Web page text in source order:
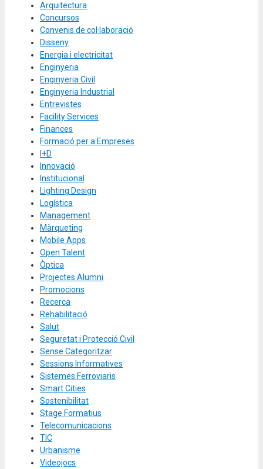
Arquitectura
Concursos
Convenis de col·laboració
Disseny
Energia i electricitat
Enginyeria
Enginyeria Civil
Enginyeria Industrial
Entrevistes
Facility Services
Finances
Formació per a Empreses
I+D
Innovació
Institucional
Lighting Design
Logística
Management
Màrqueting
Mobile Apps
Open Talent
Òptica
Projectes Alumni
Promocions
Recerca
Rehabilitació
Salut
Seguretat i Protecció Civil
Sense Categoritzar
Sessions Informatives
Sistemes Ferroviaris
Smart Cities
Sostenibilitat
Stage Formatius
Telecomunicacions
TIC
Urbanisme
Videojocs